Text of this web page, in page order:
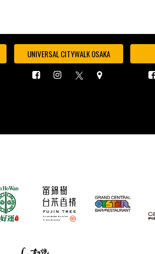
UNIVERSAL CITYWALK OSAKA